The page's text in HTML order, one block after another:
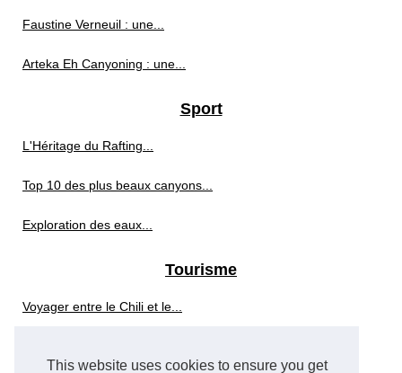
This website uses cookies to ensure you get
Faustine Verneuil : une...
Arteka Eh Canyoning : une...
Sport
L'Héritage du Rafting...
Top 10 des plus beaux canyons...
Exploration des eaux...
Tourisme
Voyager entre le Chili et le...